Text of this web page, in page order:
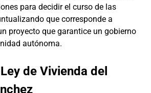
para decidir el curso de las
que corresponde a
proyecto que garantice un gobierno
autónoma.
de Vivienda del